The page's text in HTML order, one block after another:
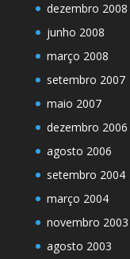
dezembro 2008
junho 2008
março 2008
setembro 2007
maio 2007
dezembro 2006
agosto 2006
setembro 2004
março 2004
novembro 2003
agosto 2003